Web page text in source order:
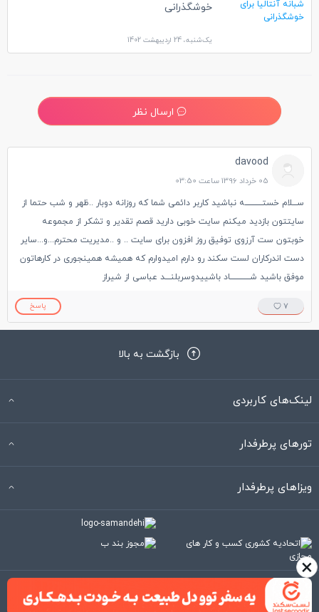
خوشگذرانی
یک‌شنبه، 24 اردیبهشت 1402
davood
05 خرداد 1396 ساعت 03:50
ســـلام خستــــــــــــه نباشید کاربر دائمی شما که روزانه دوبار ..ظهر و شب حتما از
سایتتون بازدید میکنم سایت خوبی دارید قصم تقدیر و تشکر از مجموعه
خوبتون ست آرزوی توفیق روز افزون برای سایت .. و ..مدیریت محترم...و...سایر
دست اندرکاران لست سکند رو دارم امیدوارم که همیشه همینجوری در کارهاتون
موفق باشید شــــــــــــــاد باشییدوسربلنــــد عباسی از شیراز
7 پاسخ
×
بازگشت به بالا
لینک‌های کاربردی
تورهای پرطرفدار
ویزاهای پرطرفدار